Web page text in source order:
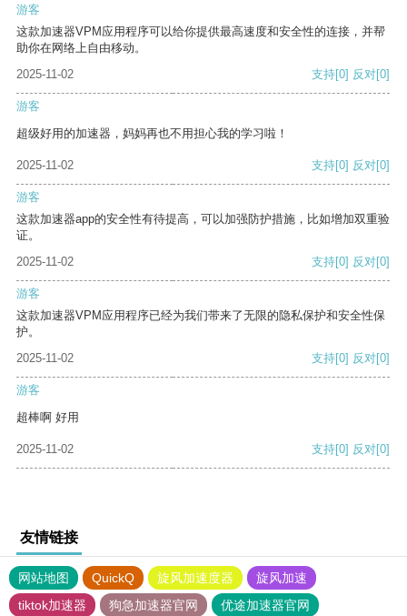
游客
这款加速器VPM应用程序可以给你提供最高速度和安全性的连接，并帮
助你在网络上自由移动。
2025-11-02
支持[0] 反对[0]
游客
超级好用的加速器，妈妈再也不用担心我的学习啦！
2025-11-02 支持[0] 反对[0]
游客
这款加速器app的安全性有待提高，可以加强防护措施，比如增加双重验
证。
2025-11-02
支持[0] 反对[0]
游客
这款加速器VPM应用程序已经为我们带来了无限的隐私保护和安全性保
护。
2025-11-02
支持[0] 反对[0]
游客
超棒啊 好用
2025-11-02 支持[0] 反对[0]
友情链接
网站地图 QuickQ 旋风加速度器
旋风加速
tiktok加速器
狗急加速器官网 优途加速器官网